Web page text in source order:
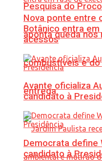
Pesquisa do
aponta queda
combustíveis e
entrega
Nova ponte entre
Botânico entra
acessos
Avante oficializa
candidato à
Democrata define
candidato à